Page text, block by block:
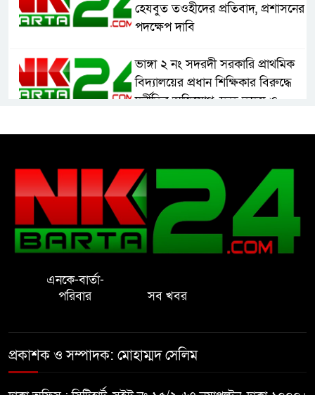
হেযবুত তওহীদের প্রতিবাদ, প্রশাসনের
পদক্ষেপ দাবি
ভাঙ্গা ২ নং সদরদী সরকারি প্রাথমিক
বিদ্যালয়ের প্রধান শিক্ষিকার বিরুদ্ধে
দুর্নীতির অভিযোগ, দ্রুত তদন্ত ও
সেলিম
নোয়াখালীতে ইসলামী মহা-সমাবেশ
সফল করতে মতবিনিময় সভা
হাতে ধর্ষণের শিকার স্কুলছাত্রী
গভীর রাতে চাচীর ঘরে ভাতিজা,
পুরুষাঙ্গ কেটে উধাও চাচী
এনকে-বার্তা-
পরিবার
সব খবর
প্রকাশক ও সম্পাদক: মোহাম্মদ সেলিম